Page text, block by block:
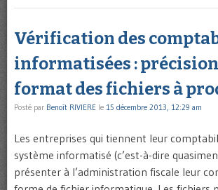
Vérification des
informatisées :
format des fichiers à
Posté par Benoît RIVIERE le 15 décembre 2013, 12:29 am
Les entreprises qui tiennent leur
système informatisé (c’est-à-dire
présenter à l’administration fiscale leur